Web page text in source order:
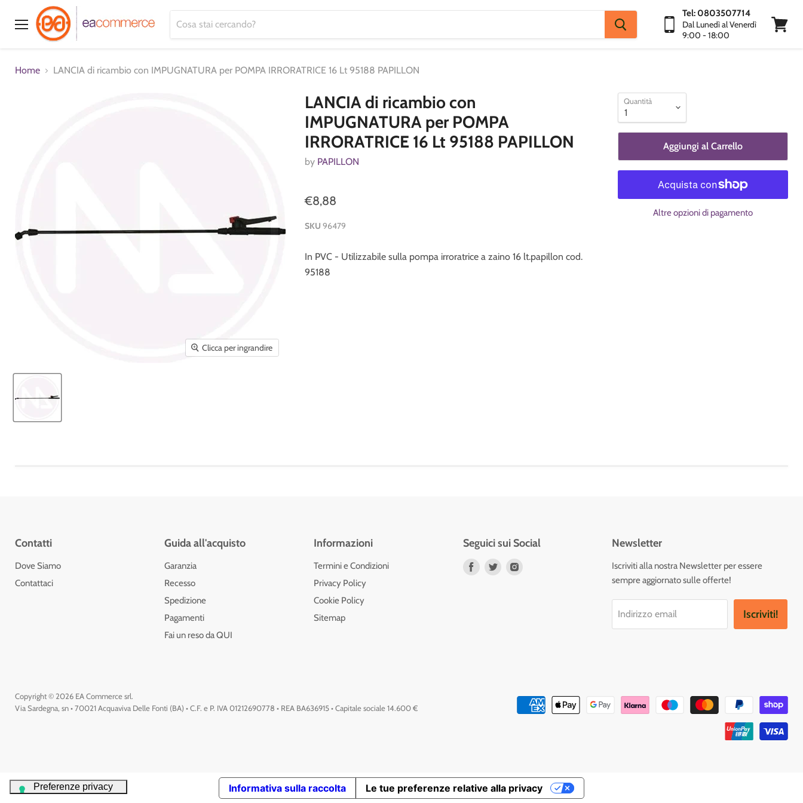
Menu
Tel: 0803507714
Dal Lunedì al Venerdì
9:00 - 18:00
Home LANCIA di ricambio con IMPUGNATURA per POMPA IRRORATRICE 16 Lt 95188 PAPILLON
Clicca per ingrandire
LANCIA di ricambio con
IMPUGNATURA per POMPA
IRRORATRICE 16 Lt 95188 PAPILLON
by PAPILLON
€8,88
SKU 96479
In PVC - Utilizzabile sulla pompa irroratrice a zaino 16 lt.papillon cod.
95188
Quantità
Aggiungi al Carrello
Altre opzioni di pagamento
Contatti
Dove Siamo
Contattaci
Guida all'acquisto
Garanzia
Recesso
Spedizione
Pagamenti
Fai un reso da QUI
Informazioni
Termini e Condizioni
Privacy Policy
Cookie Policy
Sitemap
Seguici sui Social
Trovaci Trovaci
Newsletter
Iscriviti alla nostra Newsletter per essere
sempre aggiornato sulle offerte!
Indirizzo email Iscriviti!
Copyright © 2026 EA Commerce srl.
Via Sardegna, sn • 70021 Acquaviva Delle Fonti (BA) • C.F. e P. IVA 01212690778 • REA BA636915 • Capitale sociale 14.600 €
Informativa sulla raccolta Le tue preferenze relative alla privacy